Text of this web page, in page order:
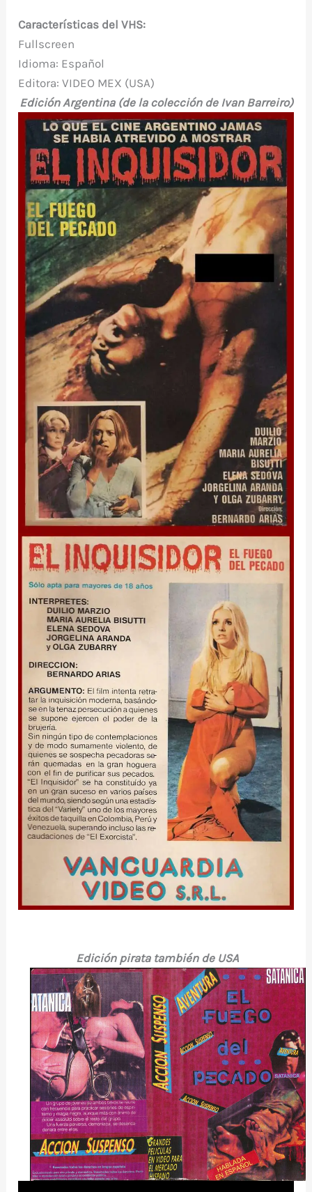
Características del VHS:
Fullscreen
Idioma: Español
Editora: VIDEO MEX (USA)
Edición Argentina (de la colección de Ivan Barreiro)
Edición pirata también de USA